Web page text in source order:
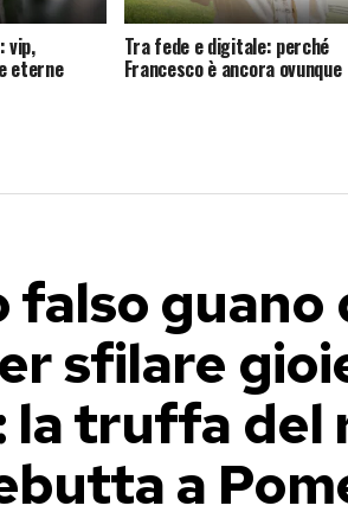
vip,
eterne
Tra fede e digitale: perché
Francesco è ancora ovunque
falso guano
sfilare
truffa del
a